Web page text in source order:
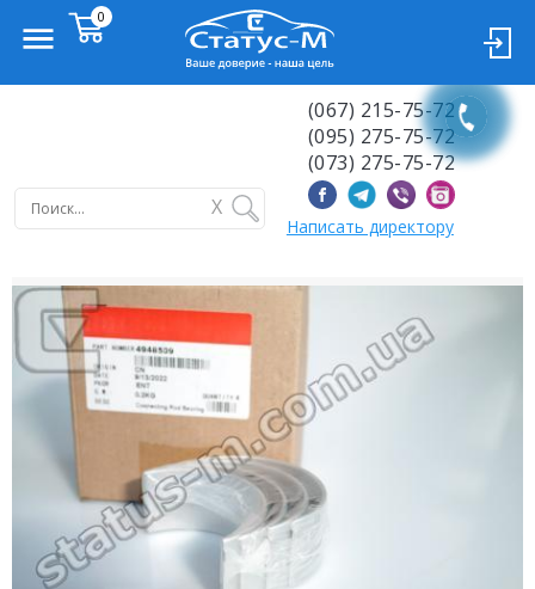
X
(067) 215-75-72
(095) 275-75-72
(073) 275-75-72
Написать директору